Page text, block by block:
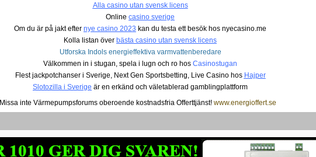
Alla casino utan svensk licens
Online casino sverige
Om du är på jakt efter nye casino 2023 kan du testa ett besök hos nyecasino.me
Kolla listan över bästa casino utan svensk licens
Utforska Indols energieffektiva varmvattenberedare
Välkommen in i stugan, spela i lugn och ro hos Casinostugan
Flest jackpotchanser i Sverige, Next Gen Sportsbetting, Live Casino hos Hajper
Slotozilla i Sverige är en erkänd och väletablerad gamblingplattform
Missa inte Värmepumpsforums oberoende kostnadsfria Offerttjänst! www.energioffert.se